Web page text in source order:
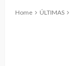
Home ÚLTIMAS